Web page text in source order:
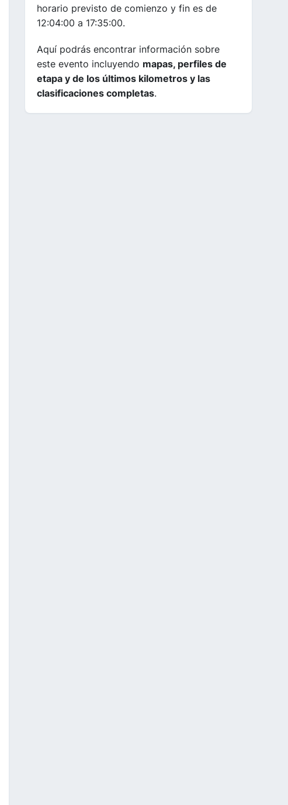
horario previsto de comienzo y fin es de
12:04:00 a 17:35:00.
Aquí podrás encontrar información sobre
este evento incluyendo mapas, perfiles de
etapa y de los últimos kilometros y las
clasificaciones completas.